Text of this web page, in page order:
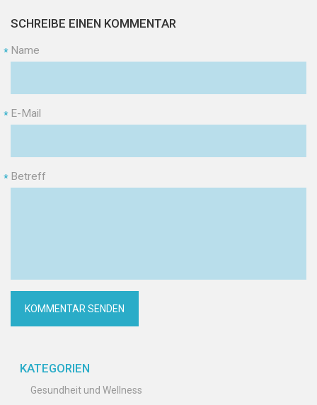
SCHREIBE EINEN KOMMENTAR
Name
*
E-Mail
*
Betreff
*
KATEGORIEN
Gesundheit und Wellness